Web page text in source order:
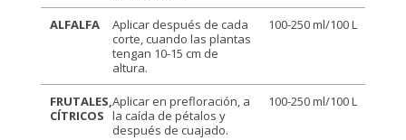
ALFALFA
Aplicar después de cada
corte, cuando las plantas
tengan 10-15 cm de
altura.
100-250 ml/100 L
FRUTALES,
CÍTRICOS
Aplicar en prefloración, a
la caída de pétalos y
después de cuajado.
100-250 ml/100 L